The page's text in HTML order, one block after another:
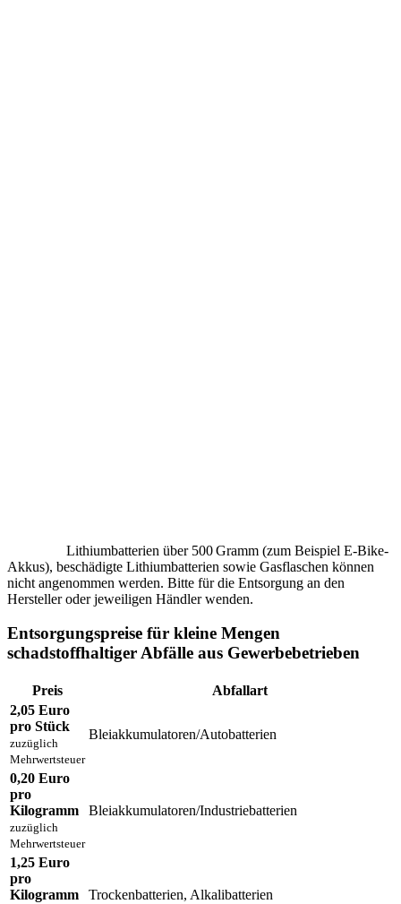
Lithiumbatterien über 500 Gramm (zum Beispiel E-Bike-
Akkus), beschädigte Lithiumbatterien sowie Gasflaschen können
nicht angenommen werden. Bitte für die Entsorgung an den
Hersteller oder jeweiligen Händler wenden.
Entsorgungspreise für kleine Mengen
schadstoffhaltiger Abfälle aus Gewerbebetrieben
Preis
Abfallart
2,05 Euro
pro Stück
zuzüglich
Mehrwertsteuer
Bleiakkumulatoren/Autobatterien
0,20 Euro
pro
Kilogramm
zuzüglich
Mehrwertsteuer
Bleiakkumulatoren/Industriebatterien
1,25 Euro
pro
Kilogramm
Trockenbatterien, Alkalibatterien